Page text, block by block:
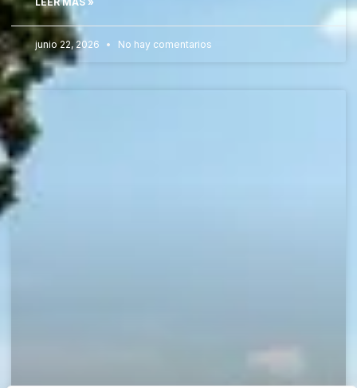
junio 22, 2026 No hay comentarios